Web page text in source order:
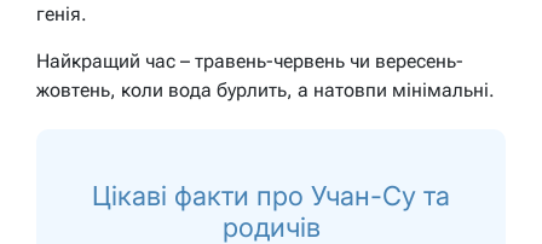
генія.
Найкращий час – травень-червень чи вересень-
жовтень, коли вода бурлить, а натовпи мінімальні.
Цікаві факти про Учан-Су та
родичів